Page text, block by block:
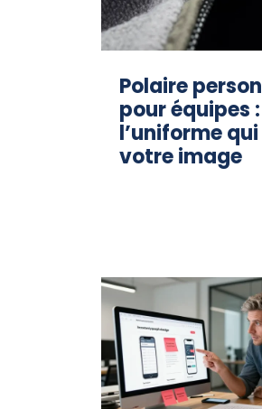
Polaire
pour équipes :
l’uniforme
votre image